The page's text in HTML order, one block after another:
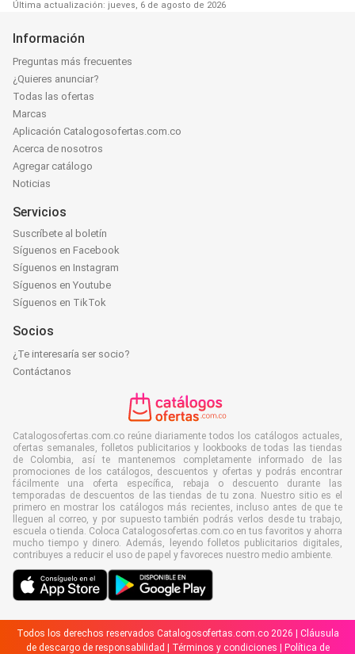
Última actualización: jueves, 6 de agosto de 2026
Información
Preguntas más frecuentes
¿Quieres anunciar?
Todas las ofertas
Marcas
Aplicación Catalogosofertas.com.co
Acerca de nosotros
Agregar catálogo
Noticias
Servicios
Suscríbete al boletín
Síguenos en Facebook
Síguenos en Instagram
Síguenos en Youtube
Síguenos en TikTok
Socios
¿Te interesaría ser socio?
Contáctanos
Catalogosofertas.com.co reúne diariamente todos los catálogos actuales,
ofertas semanales, folletos publicitarios y lookbooks de todas las tiendas
de Colombia, así te mantenemos completamente informado de las
promociones de los catálogos, descuentos y ofertas y podrás encontrar
fácilmente una oferta específica, rebaja o descuento durante las
temporadas de descuentos de las tiendas de tu zona. Nuestro sitio es el
primero en mostrar los catálogos más recientes, incluso antes de que te
lleguen al correo, y por supuesto también podrás verlos desde tu trabajo,
escuela o tienda. Coloca Catalogosofertas.com.co en tus favoritos y ahorra
mucho tiempo y dinero. Además, leyendo folletos publicitarios digitales,
contribuyes a reducir el uso de papel y favoreces nuestro medio ambiente.
Todos los derechos reservados Catalogosofertas.com.co 2026 | Cláusula
de descargo de responsabilidad | Términos y condiciones | Política de